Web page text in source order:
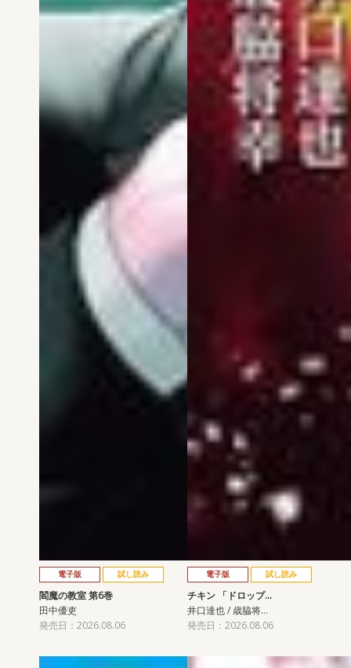
電子版 試し読み
閻魔の教室 第6巻
田中優吏
発売日：2026.08.06
電子版 試し読み
チキン 「ドロップ…
井口達也 / 歳脇将…
発売日：2026.08.06